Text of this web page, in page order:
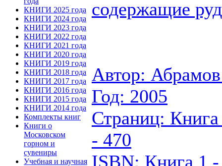
КНИГИ 2025 года
КНИГИ 2024 года
КНИГИ 2023 года
КНИГИ 2022 года
КНИГИ 2021 года
КНИГИ 2020 года
КНИГИ 2019 года
КНИГИ 2018 года
КНИГИ 2017 года
КНИГИ 2016 года
КНИГИ 2015 года
КНИГИ 2014 года
Комплекты книг
Книги о
Московском
горном и
сувениры
Учебная и научная
содержащие
Автор:
Год: 2005
Страниц:
- 470
ISBN: Книга 1